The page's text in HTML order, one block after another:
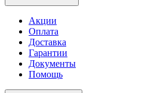
Акции
Оплата
Доставка
Гарантии
Документы
Помощь